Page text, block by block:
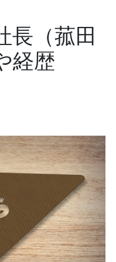
長（菰田
経歴